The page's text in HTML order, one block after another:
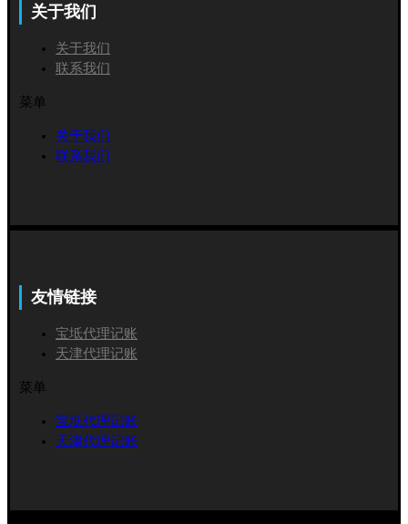
关于我们
关于我们
联系我们
菜单
关于我们
联系我们
友情链接
宝坻代理记账
天津代理记账
菜单
宝坻代理记账
天津代理记账